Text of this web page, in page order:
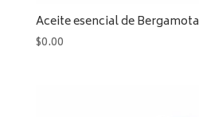
Aceite esencial de Bergamota
$0.00